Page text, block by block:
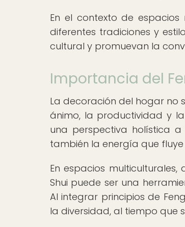
En el contexto de
diferentes tradiciones y
cultural y promuevan la
Importancia del
La decoración del hogar no
ánimo, la productividad y
una perspectiva holística
también la energía que
En espacios
Shui puede ser una
Al integrar principios de
la diversidad, al tiempo que